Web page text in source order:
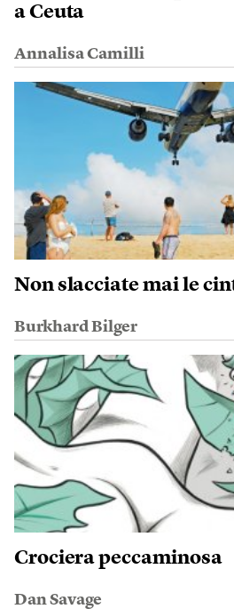
a Ceuta
Annalisa Camilli
Non slacciate mai le
Burkhard Bilger
Crociera peccaminosa
Dan Savage